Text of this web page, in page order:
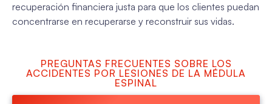
recuperación financiera justa para que los clientes puedan
concentrarse en recuperarse y reconstruir sus vidas.
PREGUNTAS FRECUENTES SOBRE LOS
ACCIDENTES POR LESIONES DE LA MÉDULA
ESPINAL